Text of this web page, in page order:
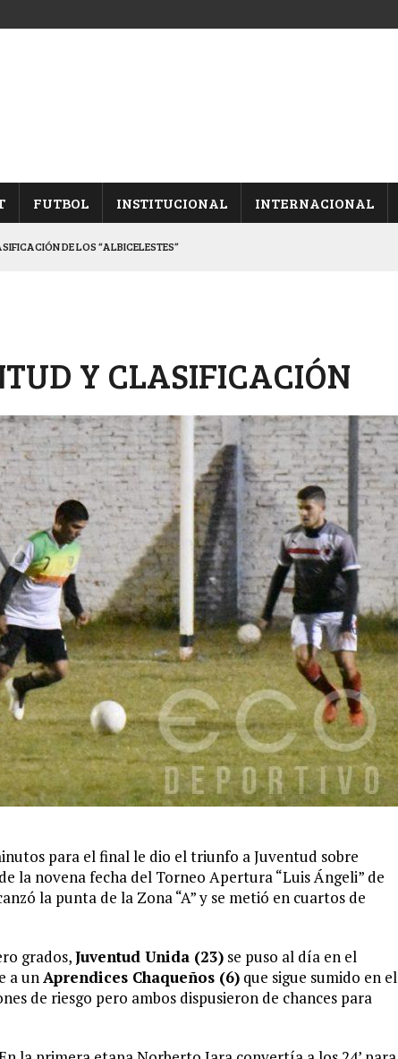
FUTBOL INSTITUCIONAL INTERNACIONAL
DE LOS “ALBICELESTES”
POR EL PASE A “SEMIS”
CON CACU Y CANALLAS
Y CLASIFICACIÓN
para el final le dio el triunfo a Juventud sobre
la novena fecha del Torneo Apertura “Luis Ángeli” de
la punta de la Zona “A” y se metió en cuartos de
grados,Juventud Unida (23) se puso al día en el
a unAprendices Chaqueños (6) que sigue sumido en el
de riesgo pero ambos dispusieron de chances para